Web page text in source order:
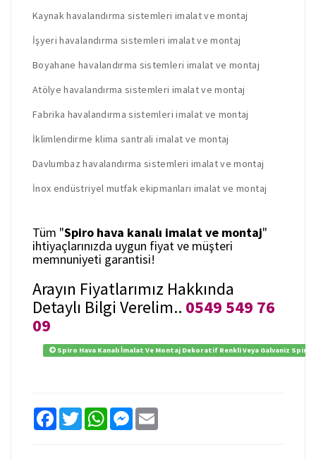
Kaynak havalandırma sistemleri imalat ve montaj
İşyeri havalandırma sistemleri imalat ve montaj
Boyahane havalandırma sistemleri imalat ve montaj
Atölye havalandırma sistemleri imalat ve montaj
Fabrika havalandırma sistemleri imalat ve montaj
İklimlendirme klima santrali imalat ve montaj
Davlumbaz havalandırma sistemleri imalat ve montaj
İnox endüstriyel mutfak ekipmanları imalat ve montaj
Tüm "Spiro hava kanalı imalat ve montaj"
ihtiyaçlarınızda uygun fiyat ve müşteri
memnuniyeti garantisi!
Arayın Fiyatlarımız Hakkında
Detaylı Bilgi Verelim.. 0549 549 76
09
Spiro Hava Kanalı İmalat Ve Montaj Dekoratif Renkli Veya Galvaniz Spiro
F
T
w
W
M